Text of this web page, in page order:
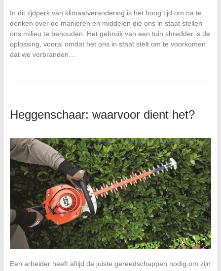
In dit tijdperk van klimaatverandering is het hoog tijd om na te
denken over de manieren en middelen die ons in staat stellen
ons milieu te behouden. Het gebruik van een tuin shredder is de
oplossing, vooral omdat het ons in staat stelt om te voorkomen
dat we verbranden…
Heggenschaar: waarvoor dient het?
Een arbeider heeft altijd de juiste gereedschappen nodig om zijn